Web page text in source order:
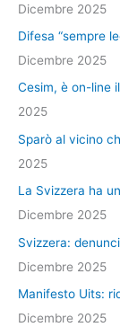
Dicembre 2025
Difesa “sempre
Dicembre 2025
Cesim, è on-line
2025
Sparò al vicino
2025
La Svizzera ha
Dicembre 2025
Svizzera:
Dicembre 2025
Manifesto Uits:
Dicembre 2025